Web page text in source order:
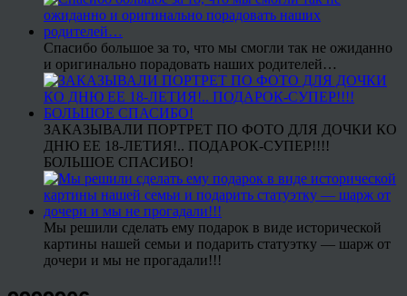
Спасибо большое за то, что мы смогли так не ожиданно
и оригинально порадовать наших родителей…
ЗАКАЗЫВАЛИ ПОРТРЕТ ПО ФОТО ДЛЯ ДОЧКИ КО
ДНЮ ЕЕ 18-ЛЕТИЯ!.. ПОДАРОК-СУПЕР!!!!
БОЛЬШОЕ СПАСИБО!
Мы решили сделать ему подарок в виде исторической
картины нашей семьи и подарить статуэтку — шарж от
дочери и мы не прогадали!!!